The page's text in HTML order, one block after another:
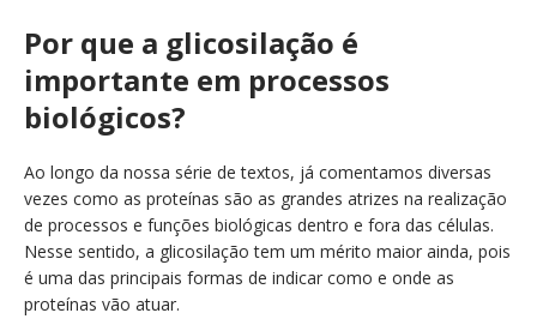
Por que a glicosilação é
importante em processos
biológicos?
Ao longo da nossa série de textos, já comentamos diversas
vezes como as proteínas são as grandes atrizes na realização
de processos e funções biológicas dentro e fora das células.
Nesse sentido, a glicosilação tem um mérito maior ainda, pois
é uma das principais formas de indicar como e onde as
proteínas vão atuar.